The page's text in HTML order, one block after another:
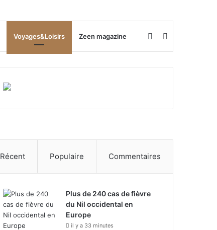
Voyages&Loisirs Zeen magazine
skin
Rechercher
Récent Populaire Commentaires
Plus de 240 cas de fièvre
du Nil occidental en
Europe
il y a 33 minutes